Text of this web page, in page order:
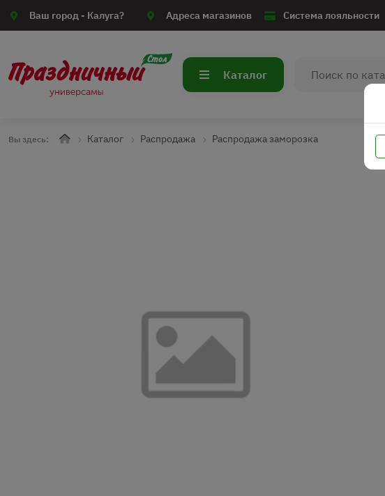
Ваш город - Калуга? Адреса магазинов Система лояльности
Каталог
Вы здесь: Каталог Распродажа Распродажа заморозка